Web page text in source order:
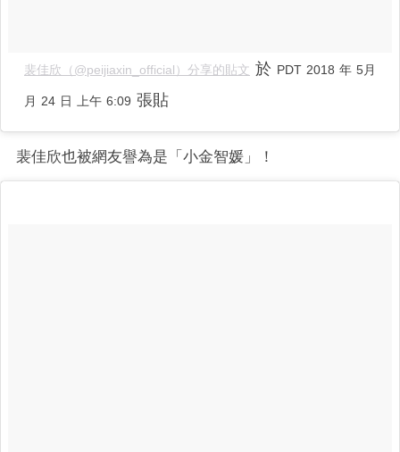
裴佳欣（@peijiaxin_official）分享的貼文 於 PDT 2018 年 5月
月 24 日 上午 6:09 張貼
裴佳欣也被網友譽為是「小金智媛」！